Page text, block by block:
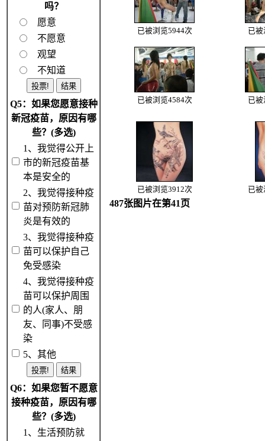
吗？
愿意
不愿意
观望
不知道
Q5：如果您愿意接种
新冠疫苗，原因有哪
些？(多选)
1、我觉得公开上
市的新冠疫苗基
本是安全的
2、我觉得接种疫
苗对预防新冠肺
炎是有效的
3、我觉得接种疫
苗可以保护自己
免受感染
4、我觉得接种疫
苗可以保护周围
的人(家人、朋
友、同事)不受感
染
5、其他
Q6：如果您暂不愿意
接种疫苗，原因有哪
些？(多选)
1、生活预防就
已被浏览5944次 已被
已被浏览4584次 已被
已被浏览3912次 已被
487张图片在第41页